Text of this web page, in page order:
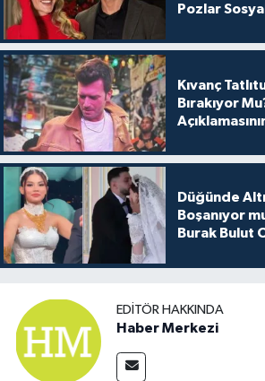
Pozlar
Kıvanç
Bırakıyor
Düğünde
Boşanıyor
Burak Bulut
EDITÖR HAKKINDA
Haber Merkezi